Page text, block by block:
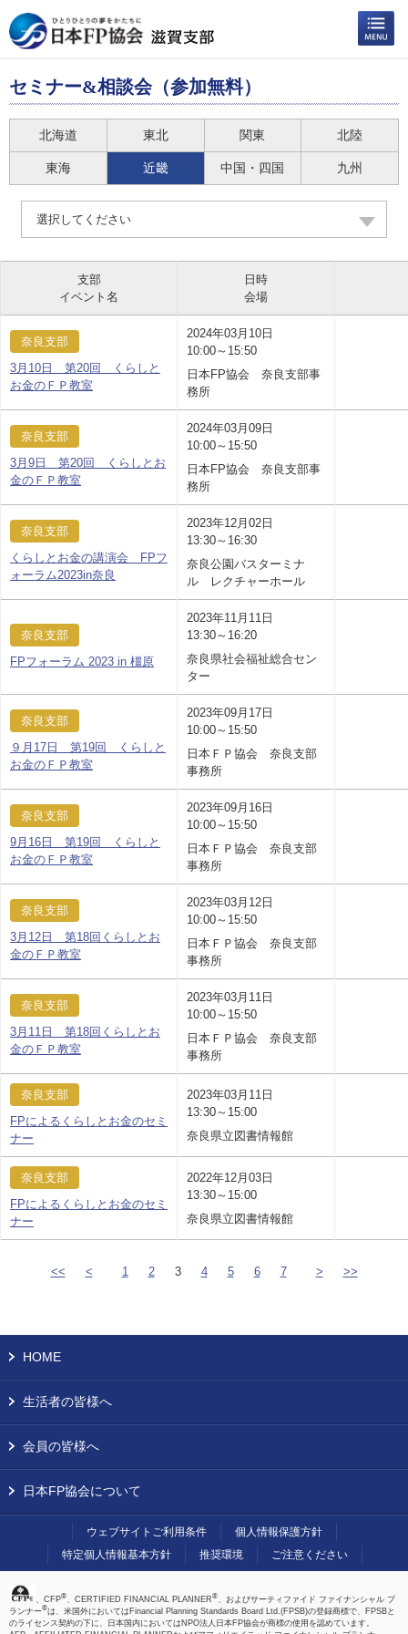
セミナー&相談会（参加無料）
北海道 東北 関東 北陸
東海 近畿 中国・四国 九州
選択してください
支部
イベント名
日時
会場
奈良支部
3月10日 第20回 くらしと
お金のＦＰ教室
2024年03月10日
10:00～15:50
日本FP協会 奈良支部事
務所
奈良支部
3月9日 第20回 くらしとお
金のＦＰ教室
2024年03月09日
10:00～15:50
日本FP協会 奈良支部事
務所
奈良支部
くらしとお金の講演会 FPフ
ォーラム2023in奈良
2023年12月02日
13:30～16:30
奈良公園バスターミナ
ル レクチャーホール
奈良支部
FPフォーラム 2023 in 橿原
2023年11月11日
13:30～16:20
奈良県社会福祉総合セン
ター
奈良支部
９月17日 第19回 くらしと
お金のＦＰ教室
2023年09月17日
10:00～15:50
日本ＦＰ協会 奈良支部
事務所
奈良支部
9月16日 第19回 くらしと
お金のＦＰ教室
2023年09月16日
10:00～15:50
日本ＦＰ協会 奈良支部
事務所
奈良支部
3月12日 第18回くらしとお
金のＦＰ教室
2023年03月12日
10:00～15:50
日本ＦＰ協会 奈良支部
事務所
奈良支部
3月11日 第18回くらしとお
金のＦＰ教室
2023年03月11日
10:00～15:50
日本ＦＰ協会 奈良支部
事務所
奈良支部
FPによるくらしとお金のセミ
ナー
2023年03月11日
13:30～15:00
奈良県立図書情報館
奈良支部
FPによるくらしとお金のセミ
ナー
2022年12月03日
13:30～15:00
奈良県立図書情報館
<< < 1 2 3 4 5 6 7 > >>
HOME
生活者の皆様へ
会員の皆様へ
日本FP協会について
ウェブサイトご利用条件
個人情報保護方針
特定個人情報基本方針
推奨環境 ご注意ください
、CFP®、CERTIFIED FINANCIAL PLANNER®、およびサーティファイド ファイナンシャル プ
ランナー®は、米国外においてはFinancial Planning Standards Board Ltd.(FPSB)の登録商標で、FPSBと
のライセンス契約の下に、日本国内においてはNPO法人日本FP協会が商標の使用を認めています。